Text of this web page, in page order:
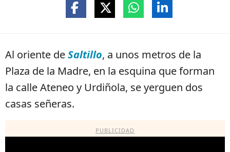
Al oriente deSaltillo, a unos metros de la
Plaza de la Madre, en la esquina que forman
la calle Ateneo y Urdiñola, se yerguen dos
casas señeras.
PUBLICIDAD